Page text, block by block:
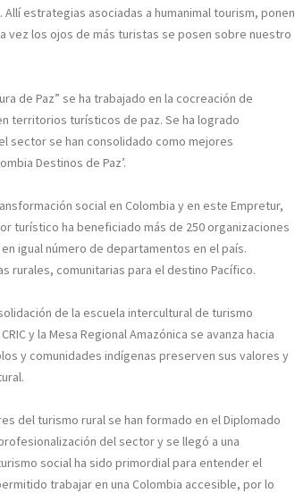
estrategias asociadas a humanimal tourism, ponen
vez los ojos de más turistas se posen sobre nuestro
de Paz” se ha trabajado en la cocreación de
territorios turísticos de paz. Se ha logrado
sector se han consolidado como mejores
Destinos de Paz’.
social en Colombia y en este Empretur,
turístico ha beneficiado más de 250 organizaciones
igual número de departamentos en el país.
rurales, comunitarias para el destino Pacífico.
de la escuela intercultural de turismo
y la Mesa Regional Amazónica se avanza hacia
y comunidades indígenas preserven sus valores y
del turismo rural se han formado en el Diplomado
del sector y se llegó a una
social ha sido primordial para entender el
trabajar en una Colombia accesible, por lo